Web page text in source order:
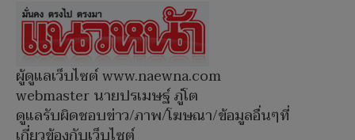
ผู้ดูแลเว็บไซต์ www.naewna.com
webmaster นายปรเมษฐ์ ภู่โต
ดูแลรับผิดชอบข่าว/ภาพ/โฆษณา/ข้อมูลอื่นๆที่